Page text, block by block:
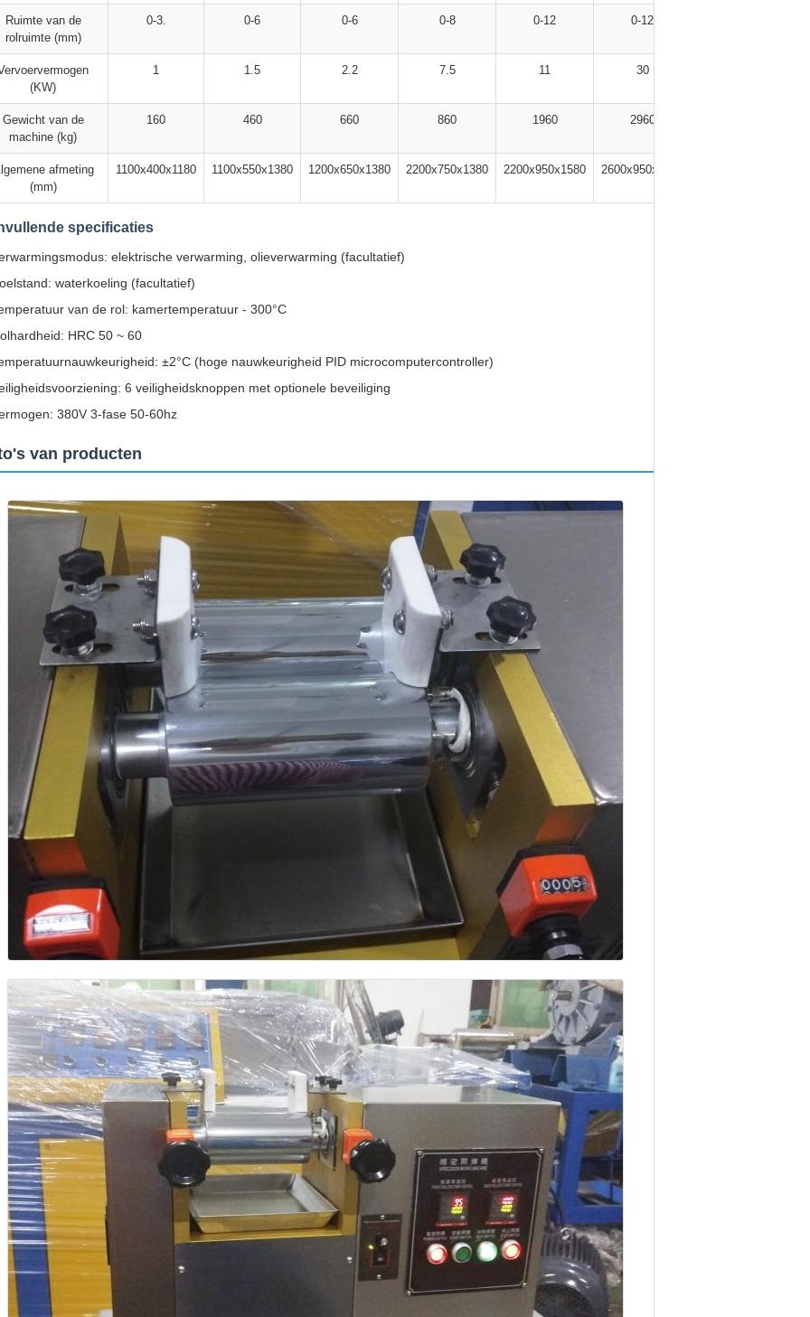
Ruimte van de
rolruimte (mm)
0-3. 0-6 0-6 0-8 0-12 0-12
(KW)
1 1.5 2.2 7.5 11 30
Gewicht van de
machine (kg)
160 460 660 860 1960 2960
afmeting
(mm)
1100x400x1180 1100x550x1380 1200x650x1380 2200x750x1380 2200x950x1580 2600x950x1580
specificaties
elektrische verwarming, olieverwarming (facultatief)
waterkoeling (facultatief)
van de rol: kamertemperatuur - 300°C
HRC 50 ~ 60
±2°C (hoge nauwkeurigheid PID microcomputercontroller)
6 veiligheidsknoppen met optionele beveiliging
380V 3-fase 50-60hz
van producten